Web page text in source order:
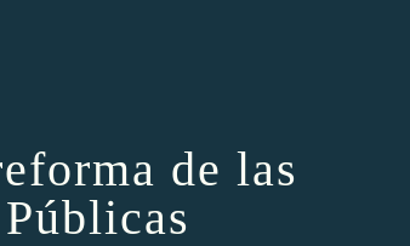
de las